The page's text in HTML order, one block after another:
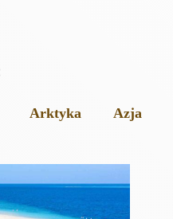
Arktyka Azja